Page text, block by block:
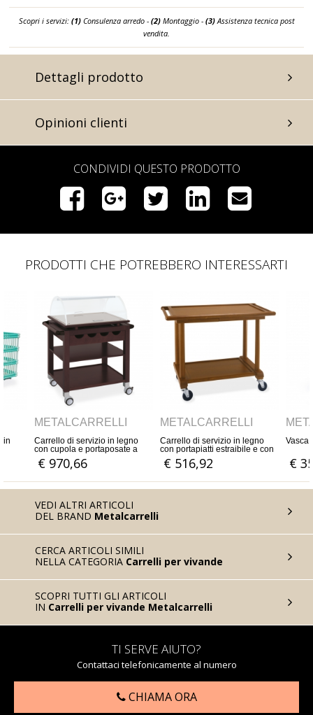
Scopri i servizi: (1)Consulenza arredo - (2)Montaggio - (3)Assistenza tecnica post
vendita.
Dettagli prodotto
Opinioni clienti
CONDIVIDI QUESTO PRODOTTO
PRODOTTI CHE POTREBBERO INTERESSARTI
in legno
a
METALCARRELLI
Carrello di servizio in legno
con portapiatti estraibile e con
ruote 10 cm diametro
€ 516,92
METALCARRELLI
Vasca carrellata per uso cucina
€ 352,80
VEDI ALTRI ARTICOLI
DEL BRAND Metalcarrelli
CERCA ARTICOLI SIMILI
NELLA CATEGORIA Carrelli per vivande
SCOPRI TUTTI GLI ARTICOLI
IN Carrelli per vivande Metalcarrelli
TI SERVE AIUTO?
Contattaci telefonicamente al numero
CHIAMA ORA